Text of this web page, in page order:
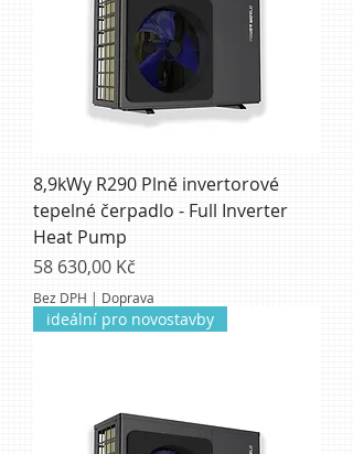
8,9kWy R290 Plně invertorové
tepelné čerpadlo - Full Inverter
Heat Pump
Cena
58 630,00 Kč
Bez DPH | Doprava
ideální pro novostavby